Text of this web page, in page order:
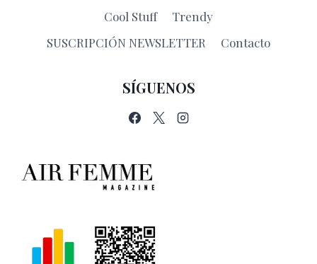
PAREJACool Stuff
Trendy
SUSCRIPCIÓN NEWSLETTER
Contacto
SÍGUENOS